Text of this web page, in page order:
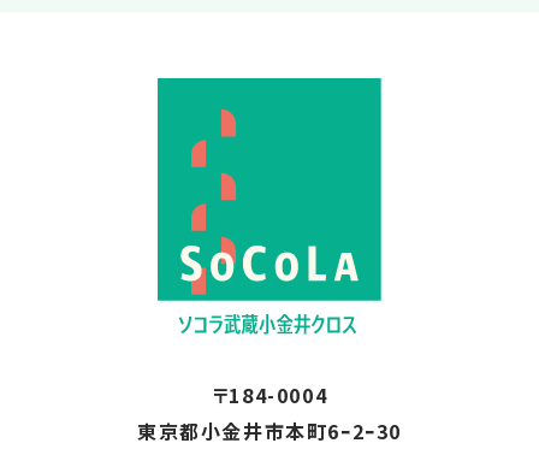
2022.07
2022.02
2021.10
2021.07
〒184-0004
東京都小金井市本町6ｰ2ｰ30